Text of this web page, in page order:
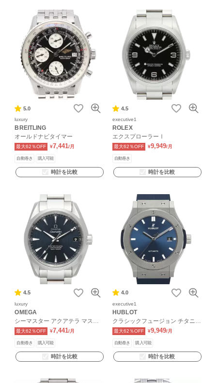
5.0
luxury
BREITLING
オールドナビタイマー
最大62％OFF ¥7,441/月
自動巻き 購入可能
時計を比較
4.5
executive1
ROLEX
エクスプローラーⅠ
最大62％OFF ¥9,949/月
自動巻き
時計を比較
4.5
luxury
OMEGA
シーマスター アクアテラ マスタ
ーコーアクシャル
最大62％OFF ¥7,441/月
自動巻き 購入可能
時計を比較
4.0
executive1
HUBLOT
クラシックフュージョン チタニウ
ム
最大62％OFF ¥9,949/月
自動巻き 購入可能
時計を比較